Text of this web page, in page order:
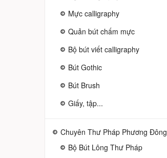
Mực calligraphy
Quản bút chấm mực
Bộ bút viết calligraphy
Bút Gothic
Bút Brush
Giấy, tập...
Chuyên Thư Pháp Phương Đông
Bộ Bút Lông Thư Pháp